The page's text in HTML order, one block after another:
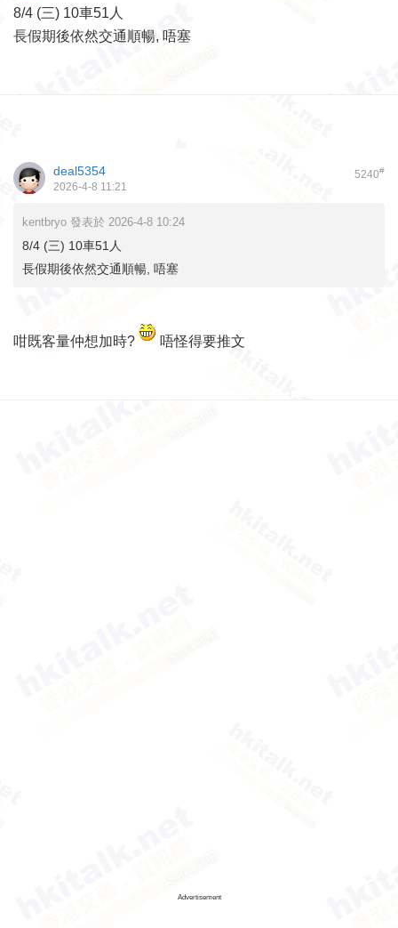
8/4 (三) 10車51人
長假期後依然交通順暢, 唔塞
5240#
deal5354
2026-4-8 11:21
kentbryo 發表於 2026-4-8 10:24
8/4 (三) 10車51人
長假期後依然交通順暢, 唔塞
咁既客量仲想加時? 唔怪得要推文
Advertisement